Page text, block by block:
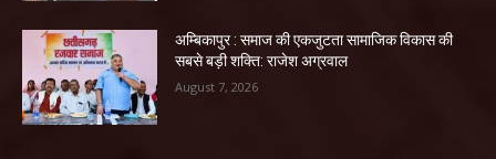
अम्बिकापुर : समाज की एकजुटता सामाजिक विकास की
सबसे बड़ी शक्ति: राजेश अग्रवाल
August 7, 2026